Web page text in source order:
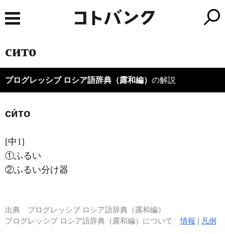
сито
プログレッシブ ロシア語辞典（露和編） の解説
си́то
[中1]
①ふるい
②ふるい分け器
出典 プログレッシブ ロシア語辞典（露和編）
プログレッシブ ロシア語辞典（露和編）について情報 | 凡例